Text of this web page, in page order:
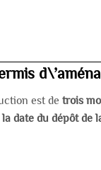
est de trois
date du dépôt de